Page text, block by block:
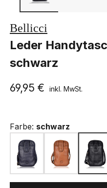
Bellicci
Leder
schwarz
69,95 € inkl. MwSt.
Farbe: schwarz